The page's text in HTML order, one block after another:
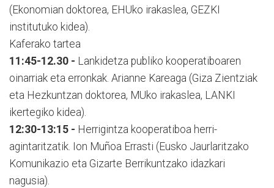
(Ekonomian doktorea, EHUko irakaslea, GEZKI
institutuko kidea).
Kaferako tartea
11:45-12.30 - Lankidetza publiko kooperatiboaren
oinarriak eta erronkak. Arianne Kareaga (Giza Zientziak
eta Hezkuntzan doktorea, MUko irakaslea, LANKI
ikertegiko kidea).
12:30-13:15 - Herrigintza kooperatiboa herri-
agintaritzatik. Ion Muñoa Errasti (Eusko Jaurlaritzako
Komunikazio eta Gizarte Berrikuntzako idazkari
nagusia).